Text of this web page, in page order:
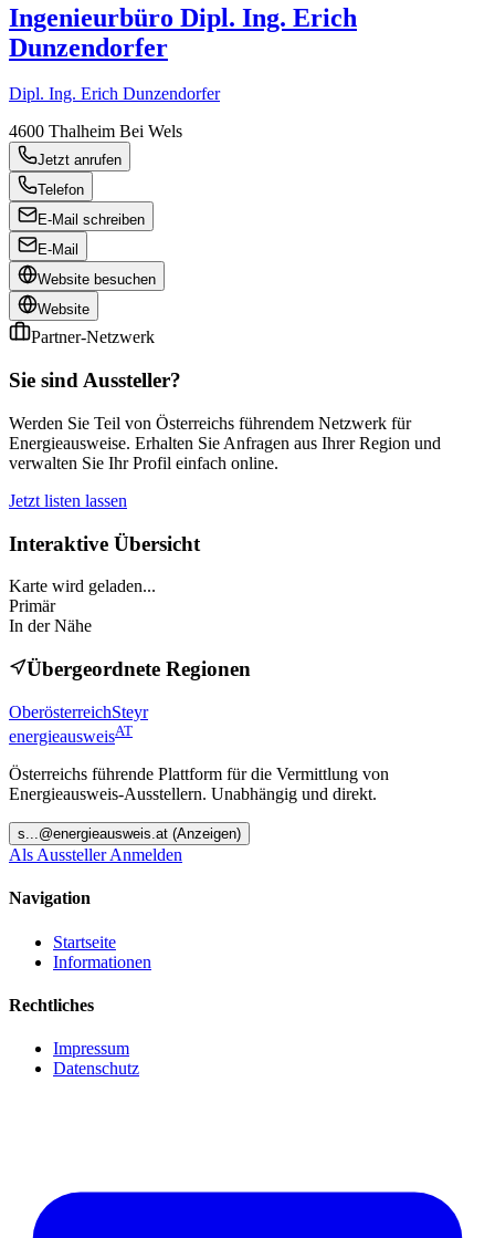
Ingenieurbüro Dipl. Ing. Erich
Dunzendorfer
Dipl. Ing. Erich Dunzendorfer
4600 Thalheim Bei Wels
Jetzt anrufen
Telefon
E-Mail schreiben
E-Mail
Website besuchen
Website
Partner-Netzwerk
Sie sind Aussteller?
Werden Sie Teil von Österreichs führendem Netzwerk für
Energieausweise. Erhalten Sie Anfragen aus Ihrer Region und
verwalten Sie Ihr Profil einfach online.
Jetzt listen lassen
Interaktive Übersicht
Karte wird geladen...
Primär
In der Nähe
Übergeordnete Regionen
OberösterreichSteyr
energieausweisAT
Österreichs führende Plattform für die Vermittlung von
Energieausweis-Ausstellern. Unabhängig und direkt.
s...@energieausweis.at (Anzeigen)
Als Aussteller Anmelden
Navigation
Startseite
Informationen
Rechtliches
Impressum
Datenschutz